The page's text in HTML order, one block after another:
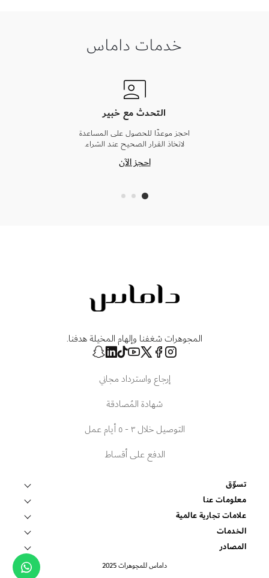
خدمات داماس
التحدث مع خبير
احجز موعدًا للحصول على المساعدة
لاتخاذ القرار الصحيح عند الشراء.
احجز الآن
المجوهرات شغفنا وإلهام المخيلة هدفنا.
إرجاع واسترداد مجاني
شهادة المُصادقة
التوصيل خلال ٣ - ٥ أيام عمل
الدفع على أقساط
تسوّق
قلادات وتعليقات
أساور وأساور صلبة
أقراط
معلومات عنا
عالم داماس
ابحث عن متجر
علامات تجارية عالمية
فوبيه
روبرتو كوين
الخدمات
اتصل بنا
المصادر
داماس للمجوهرات 2025